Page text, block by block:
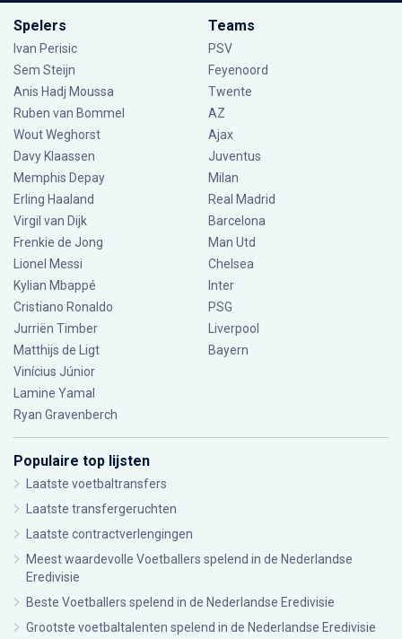
Spelers
Ivan Perisic
Sem Steijn
Anis Hadj Moussa
Ruben van Bommel
Wout Weghorst
Davy Klaassen
Memphis Depay
Erling Haaland
Virgil van Dijk
Frenkie de Jong
Lionel Messi
Kylian Mbappé
Cristiano Ronaldo
Jurriën Timber
Matthijs de Ligt
Vinícius Júnior
Lamine Yamal
Ryan Gravenberch
Teams
PSV
Feyenoord
Twente
AZ
Ajax
Juventus
Milan
Real Madrid
Barcelona
Man Utd
Chelsea
Inter
PSG
Liverpool
Bayern
Populaire top lijsten
Laatste voetbaltransfers
Laatste transfergeruchten
Laatste contractverlengingen
Meest waardevolle Voetballers spelend in de Nederlandse
Eredivisie
Beste Voetballers spelend in de Nederlandse Eredivisie
Grootste voetbaltalenten spelend in de Nederlandse Eredivisie